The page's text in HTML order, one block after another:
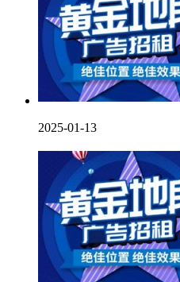
2025-01-13